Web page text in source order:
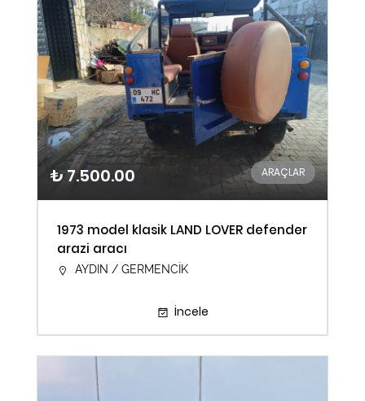
₺ 7.500.00 ARAÇLAR
1973 model klasik LAND LOVER defender
arazi aracı
AYDIN / GERMENCİK
İncele